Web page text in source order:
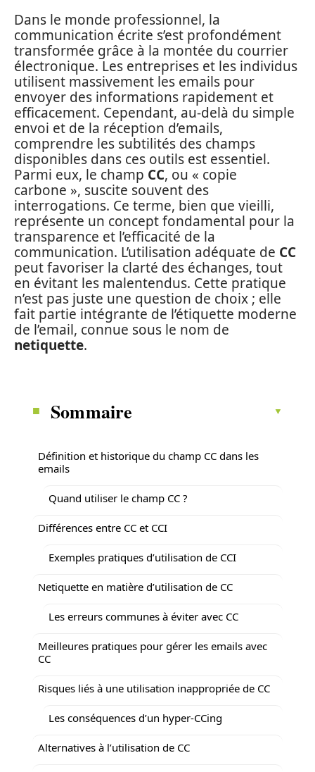
Dans le monde professionnel, la
communication écrite s’est profondément
transformée grâce à la montée du courrier
électronique. Les entreprises et les individus
utilisent massivement les emails pour
envoyer des informations rapidement et
efficacement. Cependant, au-delà du simple
envoi et de la réception d’emails,
comprendre les subtilités des champs
disponibles dans ces outils est essentiel.
Parmi eux, le champ CC, ou « copie
carbone », suscite souvent des
interrogations. Ce terme, bien que vieilli,
représente un concept fondamental pour la
transparence et l’efficacité de la
communication. L’utilisation adéquate de CC
peut favoriser la clarté des échanges, tout
en évitant les malentendus. Cette pratique
n’est pas juste une question de choix ; elle
fait partie intégrante de l’étiquette moderne
de l’email, connue sous le nom de
netiquette.
Sommaire
Définition et historique du champ CC dans les
emails
Quand utiliser le champ CC ?
Différences entre CC et CCI
Exemples pratiques d’utilisation de CCI
Netiquette en matière d’utilisation de CC
Les erreurs communes à éviter avec CC
Meilleures pratiques pour gérer les emails avec
CC
Risques liés à une utilisation inappropriée de CC
Les conséquences d’un hyper-CCing
Alternatives à l’utilisation de CC